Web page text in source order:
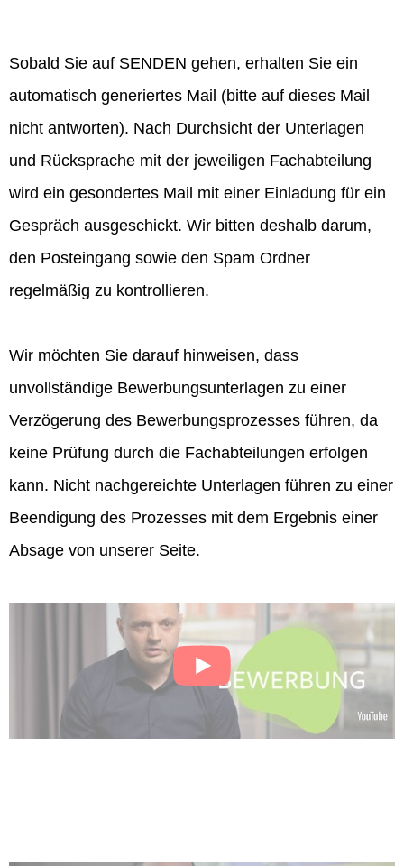
Sobald Sie auf SENDEN gehen, erhalten Sie ein
automatisch generiertes Mail (bitte auf dieses Mail
nicht antworten). Nach Durchsicht der Unterlagen
und Rücksprache mit der jeweiligen Fachabteilung
wird ein gesondertes Mail mit einer Einladung für ein
Gespräch ausgeschickt. Wir bitten deshalb darum,
den Posteingang sowie den Spam Ordner
regelmäßig zu kontrollieren.
Wir möchten Sie darauf hinweisen, dass
unvollständige Bewerbungsunterlagen zu einer
Verzögerung des Bewerbungsprozesses führen, da
keine Prüfung durch die Fachabteilungen erfolgen
kann. Nicht nachgereichte Unterlagen führen zu einer
Beendigung des Prozesses mit dem Ergebnis einer
Absage von unserer Seite.